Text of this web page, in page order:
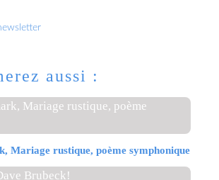
aussi :
Mariage rustique, poème symphonique